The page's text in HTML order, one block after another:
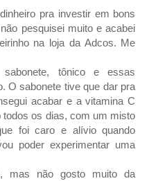
pra investir em bons
pesquisei muito e acabei
na loja da Adcos. Me
tônico e essas
O sabonete tive que dar pra
acabar e a vitamina C
os dias, com um misto
foi caro e alívio quando
poder experimentar uma
mas não gosto muito da